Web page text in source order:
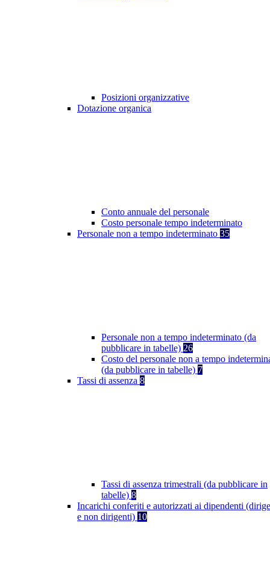
Posizioni organizzative
Dotazione organica
Conto annuale del personale
Costo personale tempo indeterminato
Personale non a tempo indeterminato 35
Personale non a tempo indeterminato (da
pubblicare in tabelle) 26
Costo del personale non a tempo
(da pubblicare in tabelle) 7
Tassi di assenza 8
Tassi di assenza trimestrali (da pubblicare in
tabelle) 8
Incarichi conferiti e autorizzati ai dipendenti
e non dirigenti) 10